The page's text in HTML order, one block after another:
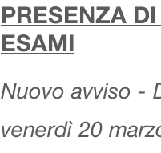
PRESENZA
ESAMI
Nuovo avviso -
venerdì 20